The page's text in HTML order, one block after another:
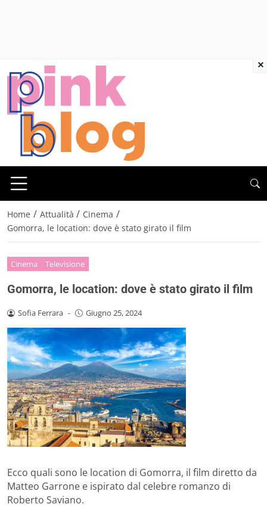
Home / Attualità / Cinema /
Gomorra, le location: dove è stato girato il film
Cinema Televisione
Gomorra, le location: dove è stato girato il film
Sofia Ferrara - Giugno 25, 2024
Ecco quali sono le location di Gomorra, il film diretto da
Matteo Garrone e ispirato dal celebre romanzo di
Roberto Saviano.
×